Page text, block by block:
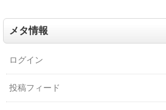
メタ情報
ログイン
投稿フィード